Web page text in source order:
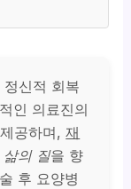
신적 회복
인 의료진의
공하며,재
삶의 질을 향
후 요양병